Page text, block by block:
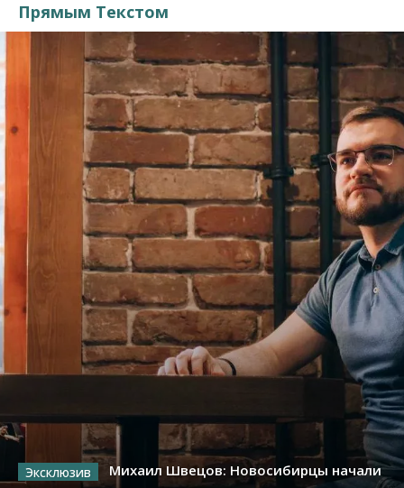
Прямым Текстом
Михаил Швецов: Новосибирцы начали